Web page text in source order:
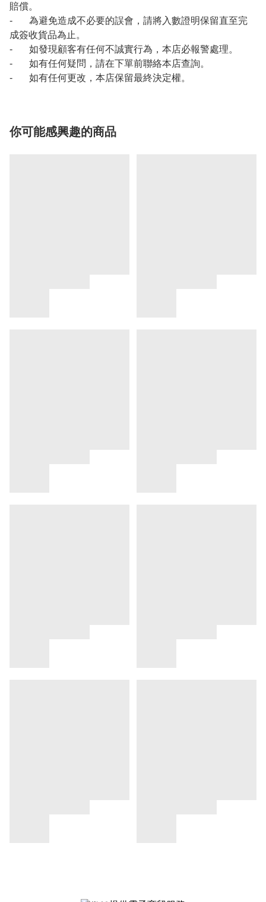
賠償。
- 為避免造成不必要的誤會，請將入數證明保留直至完
成簽收貨品為止。
- 如發現顧客有任何不誠實行為，本店必報警處理。
- 如有任何疑問，請在下單前聯絡本店查詢。
- 如有任何更改，本店保留最終決定權。
你可能感興趣的商品